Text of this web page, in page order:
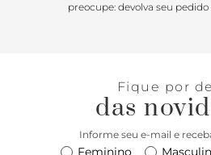
preocupe: devolva seu
Fique por
das
Informe seu e-mail e